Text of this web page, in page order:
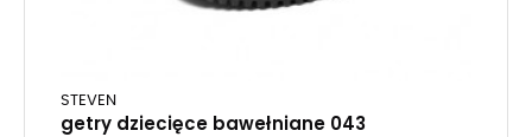
STEVEN
getry dziecięce bawełniane 043